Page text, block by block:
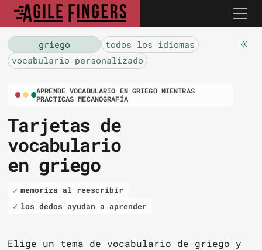
griego
todos los idiomas
vocabulario personalizado
APRENDE VOCABULARIO EN GRIEGO MIENTRAS
PRACTICAS MECANOGRAFÍA
Tarjetas de
vocabulario
en griego
memoriza al reescribir
los dedos ayudan a aprender
Elige un tema de vocabulario de griego y